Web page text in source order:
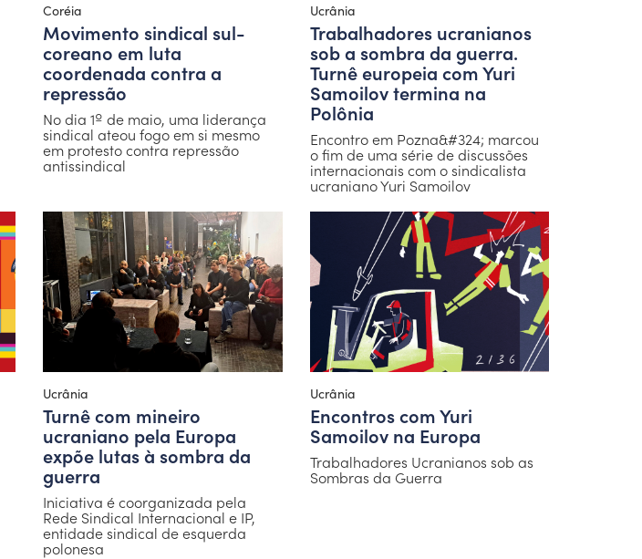
Coréia
Movimento sindical sul-
coreano em luta
coordenada contra a
repressão
No dia 1º de maio, uma liderança
sindical ateou fogo em si mesmo
em protesto contra repressão
antissindical
Ucrânia
Trabalhadores ucranianos
sob a sombra da guerra.
Turnê europeia com Yuri
Samoilov termina na
Polônia
Encontro em Pozna&#324; marcou
o fim de uma série de discussões
internacionais com o sindicalista
ucraniano Yuri Samoilov
Ucrânia
Turnê com mineiro
ucraniano pela Europa
expõe lutas à sombra da
guerra
Iniciativa é coorganizada pela
Rede Sindical Internacional e IP,
entidade sindical de esquerda
polonesa
Ucrânia
Encontros com Yuri
Samoilov na Europa
Trabalhadores Ucranianos sob as
Sombras da Guerra